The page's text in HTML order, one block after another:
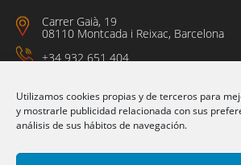
Utilizamos cookies propias y de terceros para
y mostrarle publicidad relacionada con sus
análisis de sus hábitos de navegación.
Carrer Gaià, 19
08110 Montcada i Reixac, Barcelona
+34 932 651 404
15:00 a 18:00